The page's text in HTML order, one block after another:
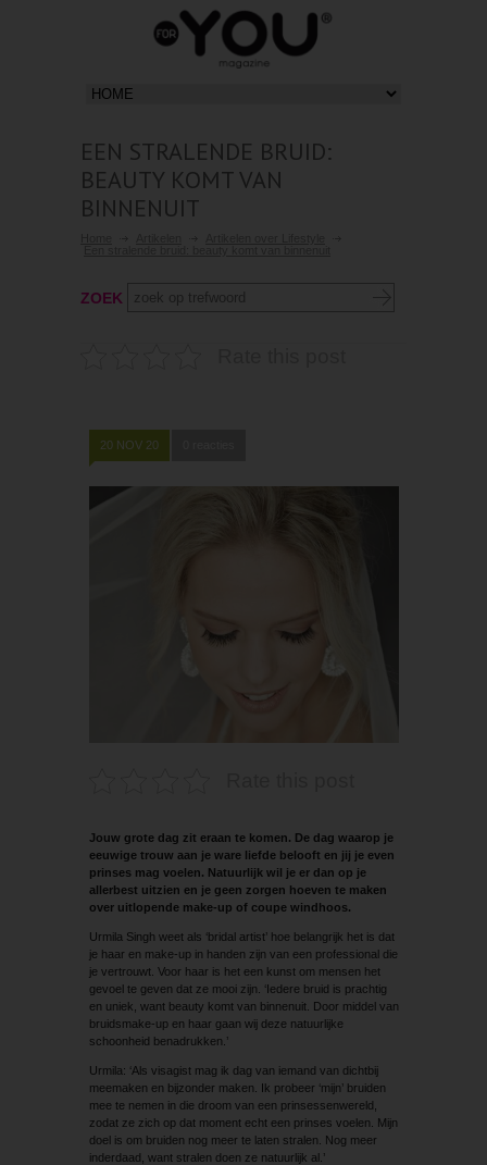
EEN STRALENDE BRUID:
BEAUTY KOMT VAN
BINNENUIT
ZOEK
20 NOV 20
Jouw grote dag zit eraan te komen. De dag waarop je
eeuwige trouw aan je ware liefde belooft en jij je even
prinses mag voelen. Natuurlijk wil je er dan op je
allerbest uitzien en je geen zorgen hoeven te maken
over uitlopende make-up of coupe windhoos.
Urmila Singh weet als ‘bridal artist’ hoe belangrijk het is dat
je haar en make-up in handen zijn van een professional die
je vertrouwt. Voor haar is het een kunst om mensen het
gevoel te geven dat ze mooi zijn. ‘Iedere bruid is prachtig
en uniek, want beauty komt van binnenuit. Door middel van
bruidsmake-up en haar gaan wij deze natuurlijke
schoonheid benadrukken.’
Urmila: ‘Als visagist mag ik dag van iemand van dichtbij
meemaken en bijzonder maken. Ik probeer ‘mijn’ bruiden
mee te nemen in die droom van een prinsessenwereld,
zodat ze zich op dat moment echt een prinses voelen. Mijn
doel is om bruiden nog meer te laten stralen. Nog meer
inderdaad, want stralen doen ze natuurlijk al.’